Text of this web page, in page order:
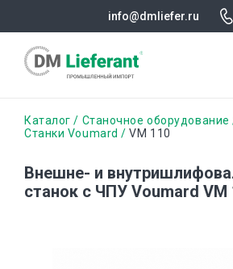
содержанию
info@dmliefer.ru
Строка
Каталог Станочное оборудование
Станки Voumard
VM 110
Внешне- и
станок с ЧПУ Voumard VM